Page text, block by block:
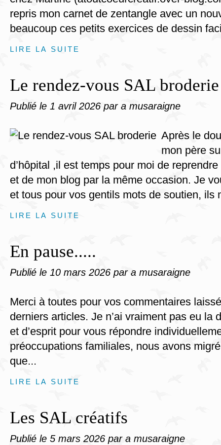
repris mon carnet de zentangle avec un
beaucoup ces petits exercices de dessin
LIRE LA SUITE
Le rendez-vous SAL broderie
Publié le 1 avril 2026 par a musaraigne
Après le
mon père
d’hôpital ,il est temps pour moi de
et de mon blog par la même occasion. Je
et tous pour vos gentils mots de soutien, ils
LIRE LA SUITE
En pause.....
Publié le 10 mars 2026 par a musaraigne
Merci à toutes pour vos commentaires
derniers articles. Je n’ai vraiment pas eu la
et d’esprit pour vous répondre
préoccupations familiales, nous avons
que...
LIRE LA SUITE
Les SAL créatifs
Publié le 5 mars 2026 par a musaraigne